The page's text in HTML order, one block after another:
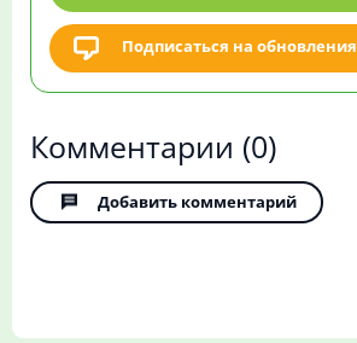
Подписаться на обновления
Комментарии (0)
Добавить комментарий